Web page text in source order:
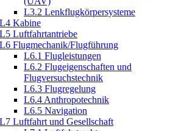
L3.2 Lenkflugkörpersysteme
L4 Kabine
L5 Luftfahrtantriebe
L6 Flugmechanik/Flugführung
L6.1 Flugleistungen
L6.2 Flugeigenschaften und
Flugversuchstechnik
L6.3 Flugregelung
L6.4 Anthropotechnik
L6.5 Navigation
L7 Luftfahrt und Gesellschaft